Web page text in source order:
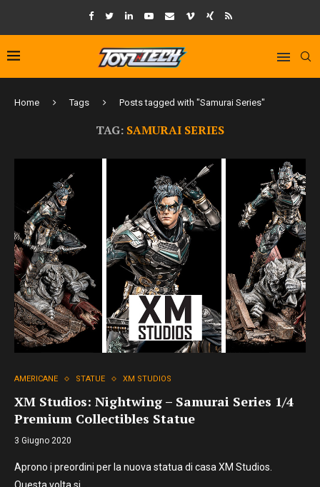
Home Tags Posts tagged with "Samurai Series"
TAG: SAMURAI SERIES
AMERICANE STATUE XM STUDIOS
XM Studios: Nightwing – Samurai Series 1/4
Premium Collectibles Statue
3 Giugno 2020
Aprono i preordini per la nuova statua di casa XM Studios.